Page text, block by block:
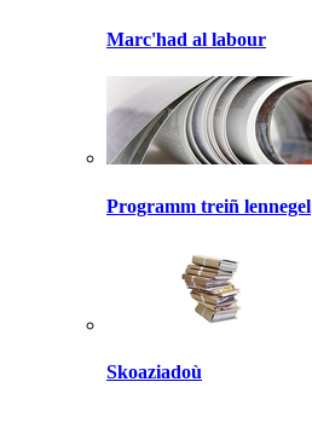
Marc'had al labour
Programm treiñ lennegel
Skoaziadoù